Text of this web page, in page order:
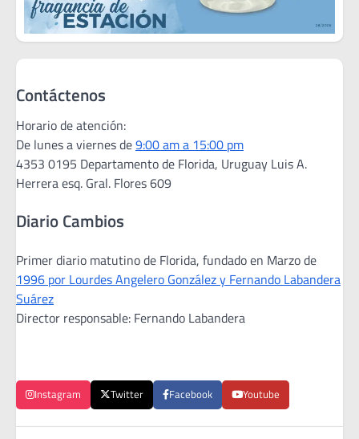
Contáctenos
Horario de atención:
De lunes a viernes de9:00 am a 15:00 pm
4353 0195 Departamento de Florida, Uruguay Luis A.
Herrera esq. Gral. Flores 609
Diario Cambios
Primer diario matutino de Florida, fundado en Marzo de
1996 por Lourdes Angelero González y Fernando Labandera
Suárez
Director responsable: Fernando Labandera
Instagram Twitter Facebook Youtube